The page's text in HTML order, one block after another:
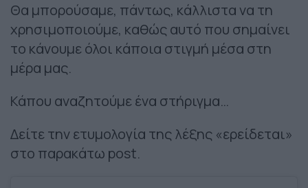
Θα μπορούσαμε, πάντως, κάλλιστα να τη
χρησιμοποιούμε, καθώς αυτό που σημαίνει
το κάνουμε όλοι κάποια στιγμή μέσα στη
μέρα μας.
Κάπου αναζητούμε ένα στήριγμα…
Δείτε την ετυμολογία της λέξης «ερείδεται»
στο παρακάτω post.